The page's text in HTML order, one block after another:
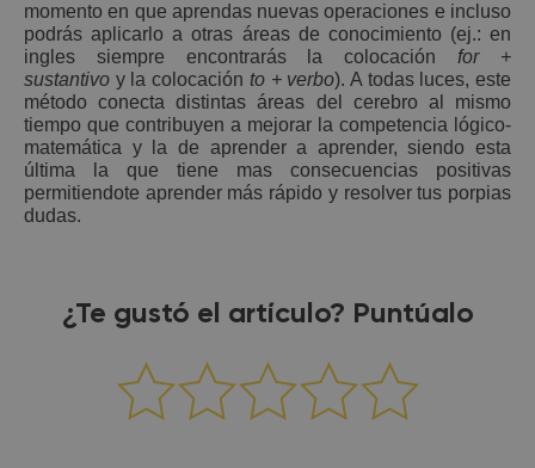
momento en que aprendas nuevas operaciones e incluso
podrás aplicarlo a otras áreas de conocimiento (ej.: en
ingles siempre encontrarás la colocación for +
sustantivo y la colocación to + verbo). A todas luces, este
método conecta distintas áreas del cerebro al mismo
tiempo que contribuyen a mejorar la competencia lógico-
matemática y la de aprender a aprender, siendo esta
última la que tiene mas consecuencias positivas
permitiendote aprender más rápido y resolver tus porpias
dudas.
¿Te gustó el artículo? Puntúalo